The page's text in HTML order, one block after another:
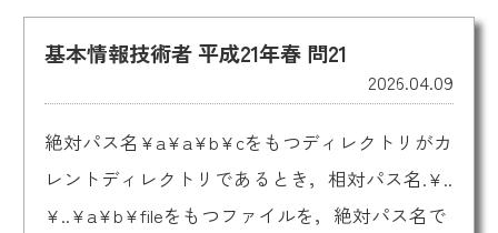
基本情報技術者 平成21年春 問21
2026.04.09
絶対パス名¥a¥a¥b¥cをもつディレクトリがカ
レントディレクトリであるとき，相対パス名.¥..
¥..¥a¥b¥fileをもつファイルを，絶対パス名で